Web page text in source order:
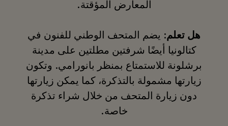
المعارض المؤقتة.
هل تعلم: يضم المتحف الوطني للفنون في
كتالونيا أيضًا شرفتين مطلتين على مدينة
برشلونة للاستمتاع بمنظر بانورامي. وتكون
زيارتها مشمولة بالتذكرة، كما يمكن زيارتها
دون زيارة المتحف من خلال شراء تذكرة
خاصة.